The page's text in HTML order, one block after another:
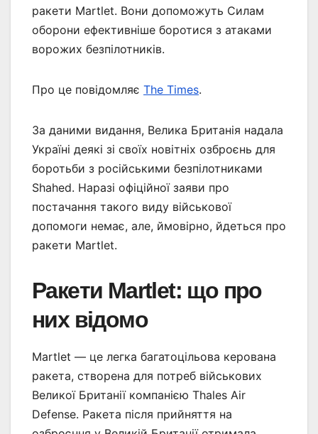
ракети Martlet. Вони допоможуть Силам
оборони ефективніше боротися з атаками
ворожих безпілотників.
Про це повідомляє The Times.
За даними видання, Велика Британія надала
Україні деякі зі своїх новітніх озброєнь для
боротьби з російськими безпілотниками
Shahed. Наразі офіційної заяви про
постачання такого виду військової
допомоги немає, але, ймовірно, йдеться про
ракети Martlet.
Ракети Martlet: що про
них відомо
Martlet — це легка багатоцільова керована
ракета, створена для потреб військових
Великої Британії компанією Thales Air
Defense. Ракета після прийняття на